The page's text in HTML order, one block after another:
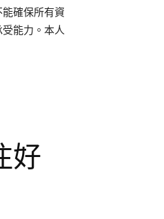
確保所有資
能力。本人
好